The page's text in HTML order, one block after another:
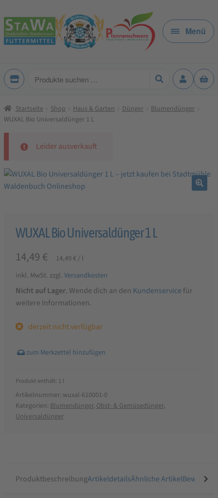
Zur
Navigation
springen
Zum
Inhalt
springen
Menü
Produkte
Startseite Shop Haus & Garten Dünger
Blumendünger
WUXAL Bio Universaldünger 1 L
Leider ausverkauft
WUXAL Bio Universaldünger 1 L
14,49 € 14,49 €/l
inkl. MwSt. zzgl. Versandkosten
Nicht auf Lager. Wende dich an den Kundenservice für
weitere Informationen.
derzeit nicht verfügbar
Produkt enthält: 1 l
Artikelnummer: wuxal-610001-0
Kategorien: Blumendünger,Obst- & Gemüsedünger,
Universaldünger
ProduktbeschreibungArtikeldetailsÄhnliche Artikel